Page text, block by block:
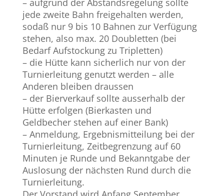
– aufgrund der Abstandsregelung sollte
jede zweite Bahn freigehalten werden,
sodaß nur 9 bis 10 Bahnen zur Verfügung
stehen, also max. 20 Doubletten (bei
Bedarf Aufstockung zu Tripletten)
– die Hütte kann sicherlich nur von der
Turnierleitung genutzt werden – alle
Anderen bleiben draussen
– der Bierverkauf sollte ausserhalb der
Hütte erfolgen (Bierkasten und
Geldbecher stehen auf einer Bank)
– Anmeldung, Ergebnismitteilung bei der
Turnierleitung, Zeitbegrenzung auf 60
Minuten je Runde und Bekanntgabe der
Auslosung der nächsten Rund durch die
Turnierleitung.